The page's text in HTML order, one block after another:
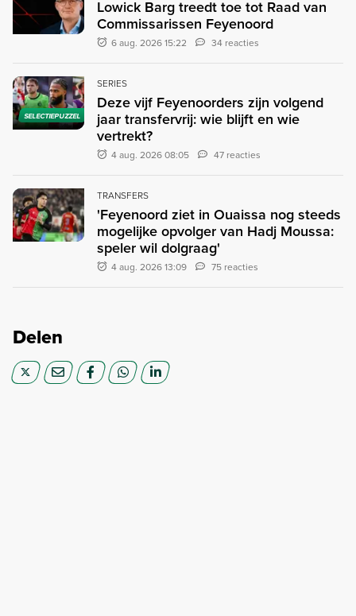
Lowick Barg treedt toe tot Raad van
Commissarissen Feyenoord
6 aug. 2026 15:22 34 reacties
SELECTIEPUZZEL
SERIES
Deze vijf Feyenoorders zijn volgend
jaar transfervrij: wie blijft en wie
vertrekt?
4 aug. 2026 08:05 47 reacties
TRANSFERS
'Feyenoord ziet in Ouaissa nog steeds
mogelijke opvolger van Hadj Moussa:
speler wil dolgraag'
4 aug. 2026 13:09 75 reacties
Delen